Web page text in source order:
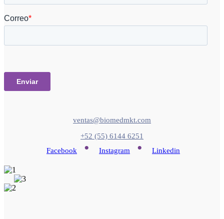
ventas@biomedmkt.com
+52 (55) 6144 6251
Facebook
• Instagram • Linkedin